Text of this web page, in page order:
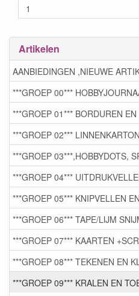
Artikelen
AANBIEDINGEN ,NIEUWE
***GROEP 00***
***GROEP 01*** BORDUREN EN
***GROEP 02***
***GROEP 03***,HOBBYDOTS,
***GROEP 04***
***GROEP 05*** KNIPVELLEN
***GROEP 06*** TAPE/LIJM
***GROEP 07*** KAARTEN
***GROEP 08*** TEKENEN EN
***GROEP 09*** KRALEN EN